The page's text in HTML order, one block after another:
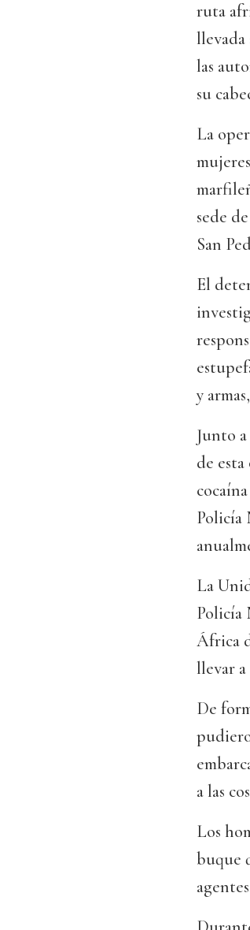
ruta
llevada
las
su
La
sede
San
El
y
Junto
de
Policía
La
Policía
África
llevar a
De
a las
Los
buque